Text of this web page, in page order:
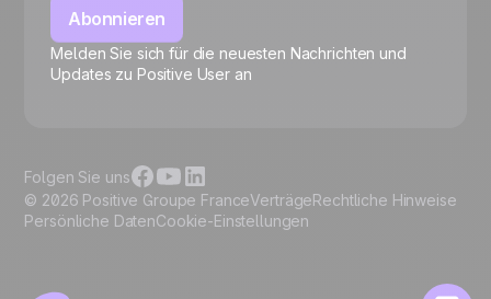
🍪
Cookies verwalten
Abonnieren
Melden Sie sich für die neuesten Nachrichten und
Updates zu Positive User an
© 2026 Positive Groupe FranceVerträgeRechtliche Hinweise
Persönliche DatenCookie-Einstellungen
Folgen Sie uns